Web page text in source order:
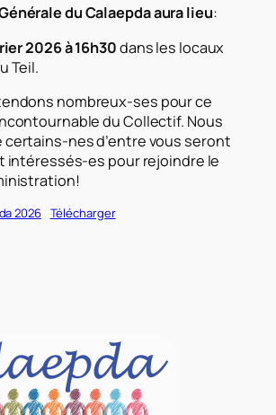
du Calaepda aura lieu:
2026 à 16h30dans les locaux
Teil.
nombreux-ses pour ce
du Collectif. Nous
nes d’entre vous seront
intéressés-es pour rejoindre le
2026 Télécharger